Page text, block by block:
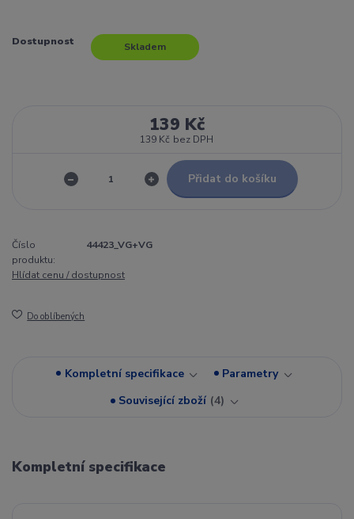
Dostupnost Skladem
139 Kč
139 Kč bez DPH
Přidat do košíku
Číslo
produktu:
44423_VG+VG
Hlídat cenu / dostupnost
Do oblíbených
Kompletní specifikace
Parametry
Související zboží 4
Kompletní specifikace